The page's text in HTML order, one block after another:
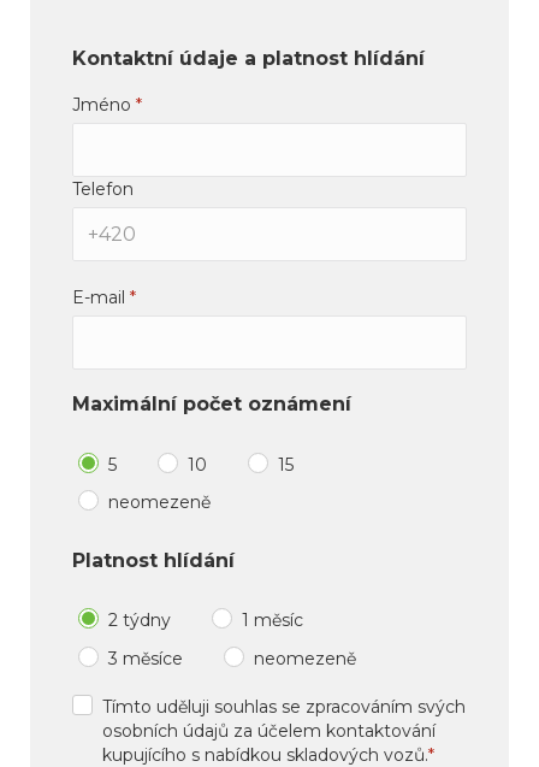
Kontaktní údaje a platnost hlídání
Jméno *
Telefon
E-mail *
Maximální počet oznámení
5 10
15
neomezeně
Platnost hlídání
2 týdny
1 měsíc
3 měsíce
neomezeně
Tímto uděluji souhlas se zpracováním svých
osobních údajů za účelem kontaktování
kupujícího s nabídkou skladových vozů.*